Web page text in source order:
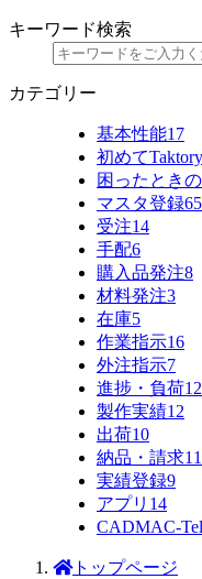
キーワード検索
カテゴリー
基本性能17
初めて
困ったとき
マスタ登録65
受注14
手配6
購入品発注8
材料発注3
在庫5
作業指示16
外注指示7
進捗・負荷12
製作実績12
出荷10
納品・請求11
実績登録9
アプリ 14
CADMAC-
トップページ